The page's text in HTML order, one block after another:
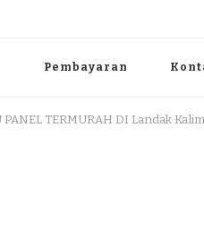
Pembayaran
PANEL TERMURAH DI Landak